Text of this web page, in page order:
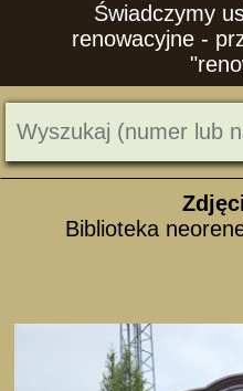
Świadczymy
renowacyjne -
Biblioteka